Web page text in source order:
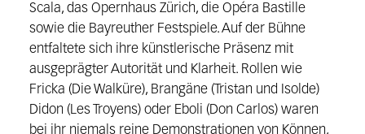
Scala, das Opernhaus Zürich, die Opéra Bastille
sowie die Bayreuther Festspiele. Auf der Bühne
entfaltete sich ihre künstlerische Präsenz mit
ausgeprägter Autorität und Klarheit. Rollen wie
Fricka (Die Walküre), Brangäne (Tristan und Isolde)
Didon (Les Troyens) oder Eboli (Don Carlos) waren
bei ihr niemals reine Demonstrationen von Können,